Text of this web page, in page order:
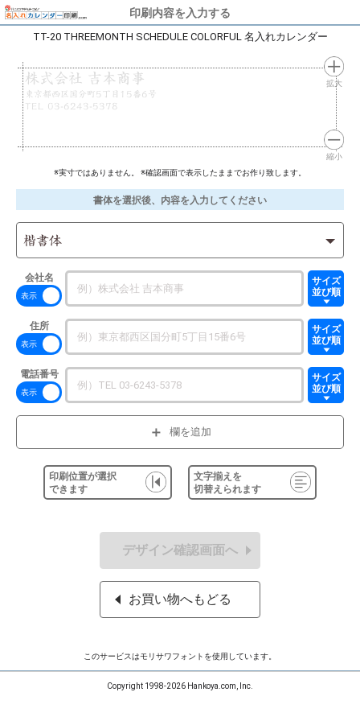
印刷内容を入力する
TT-20 THREEMONTH SCHEDULE COLORFUL 名入れカレンダー
株式会社 吉本商事
東京都西区国分町5丁目15番6号
TEL 03-6243-5378
拡大
縮小
※実寸ではありません。 ※確認画面で表示したままでお作り致します。
書体を選択後、内容を入力してください
楷書体
会社名
サイズ
並び順
住所
サイズ
並び順
電話番号
サイズ
並び順
欄を追加
印刷位置が選択
できます
文字揃えを
切替えられます
デザイン確認画面へ
お買い物へもどる
このサービスはモリサワフォントを使用しています。
Copyright 1998-2026 Hankoya.com, Inc.